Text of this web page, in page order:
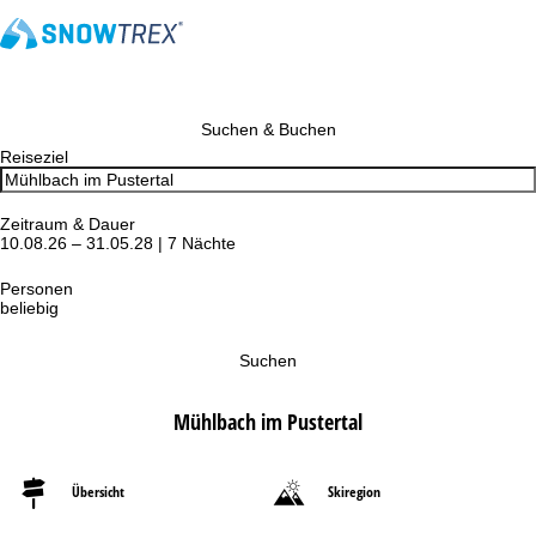
Suchen & Buchen
Reiseziel
Zeitraum & Dauer
10.08.26 – 31.05.28 | 7 Nächte
Personen
beliebig
Suchen
Mühlbach im Pustertal
Übersicht Skiregion